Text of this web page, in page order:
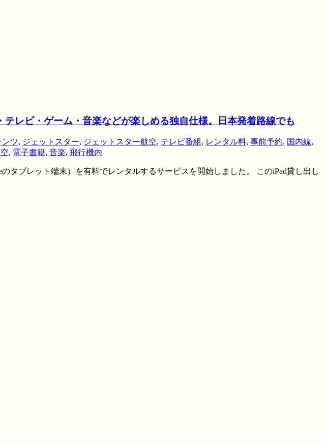
レビ・ゲーム・音楽などが楽しめる独自仕様。日本発着路線でも
ンツ, ジェットスター, ジェットスター航空, テレビ番組, レンタル料, 事前予約, 国内線,
, 電子書籍, 音楽, 飛行機内
タブレット端末）を有料でレンタルするサービスを開始しました。 このiPad貸し出し